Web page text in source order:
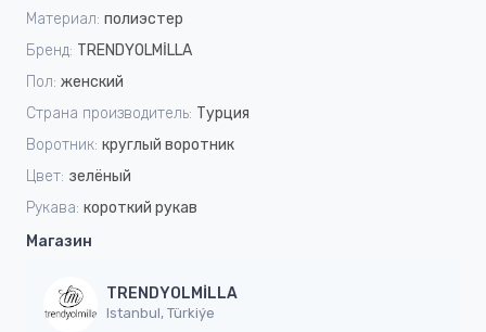
Материал: полиэстер
Бренд: TRENDYOLMİLLA
Пол: женский
Страна производитель: Турция
Воротник: круглый воротник
Цвет: зелёный
Рукава: короткий рукав
Магазин
TRENDYOLMİLLA
Istanbul, Türkiýe